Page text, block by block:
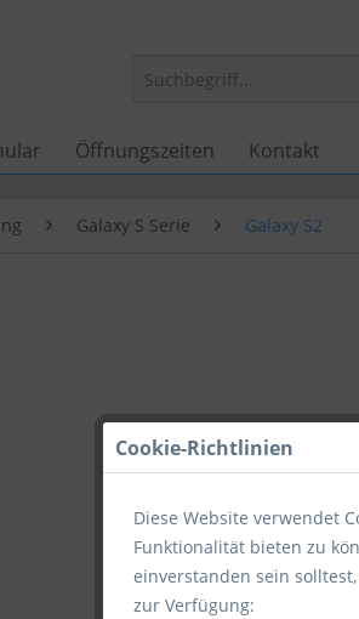
Öffnungszeiten Kontakt
Galaxy S Serie Galaxy S2
Cookie-Richtlinien
Diese Website verwendet
Funktionalität bieten zu
einverstanden sein
zur Verfügung: